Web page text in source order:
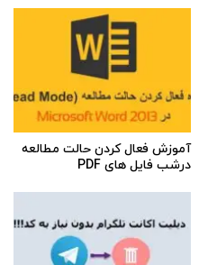
آموزش فعال کردن حالت مطالعه
درشب فایل های PDF